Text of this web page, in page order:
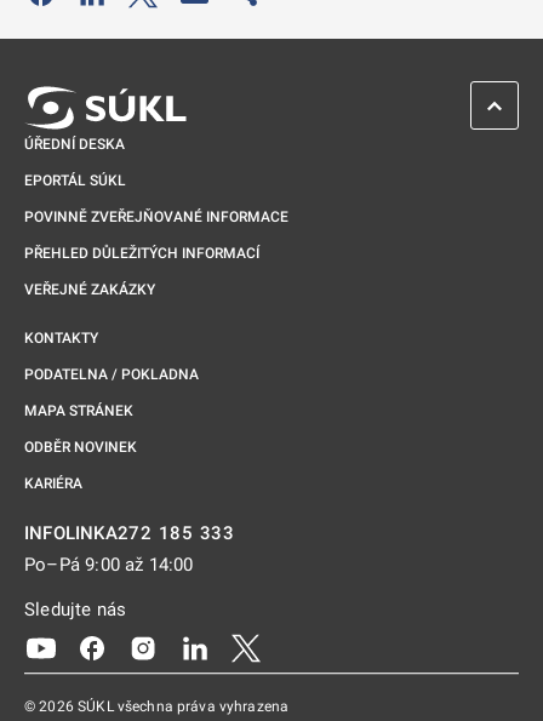
ÚŘEDNÍ DESKA
EPORTÁL SÚKL
POVINNĚ ZVEŘEJŇOVANÉ INFORMACE
PŘEHLED DŮLEŽITÝCH INFORMACÍ
VEŘEJNÉ ZAKÁZKY
KONTAKTY
PODATELNA / POKLADNA
MAPA STRÁNEK
ODBĚR NOVINEK
KARIÉRA
INFOLINKA272 185 333
Po–Pá 9:00 až 14:00
Sledujte nás
Odkaz se otevře na nové kartě
Odkaz se otevře na nové kartě
Odkaz se otevře na nové kartě
Odkaz se otevře na nové kartě
© 2026 SÚKL všechna práva vyhrazena
ZPĚT